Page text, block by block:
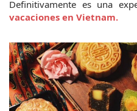
Definitivamente es una
vacaciones en Vietnam.